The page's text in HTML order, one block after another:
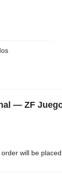
— ZF
will be